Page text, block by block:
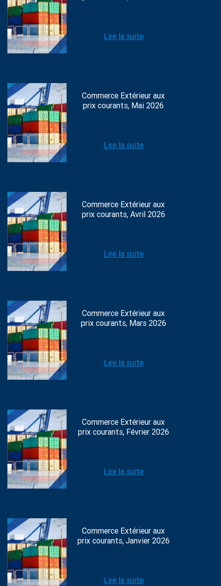
Lire la suite
Commerce Extérieur aux
prix courants, Mai 2026
Lire la suite
Commerce Extérieur aux
prix courants, Avril 2026
Lire la suite
Commerce Extérieur aux
prix courants, Mars 2026
Lire la suite
Commerce Extérieur aux
prix courants, Février 2026
Lire la suite
Commerce Extérieur aux
prix courants, Janvier 2026
Lire la suite